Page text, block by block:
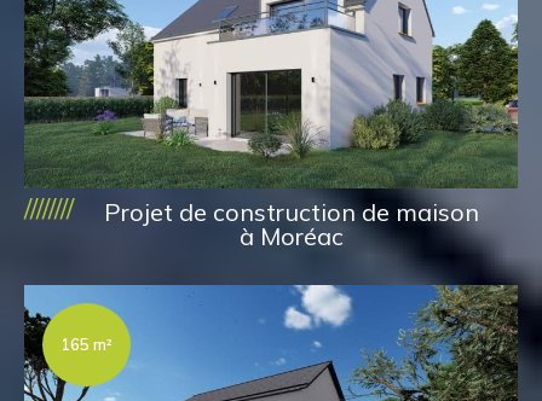
////////
Projet de construction de maison
à Moréac
165 m²